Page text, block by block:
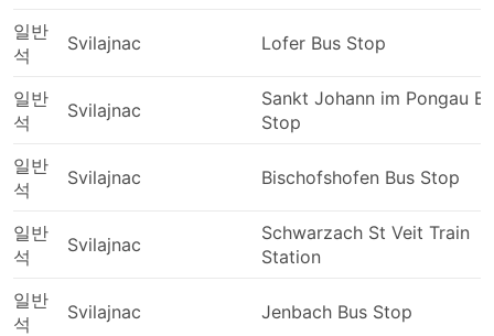
일반
석
Svilajnac Lofer Bus Stop
일반
석
Svilajnac
Sankt Johann im Pongau
Stop
일반
석
Svilajnac Bischofshofen Bus Stop
일반
석
Svilajnac
Schwarzach St Veit Train
Station
일반
석
Svilajnac Jenbach Bus Stop